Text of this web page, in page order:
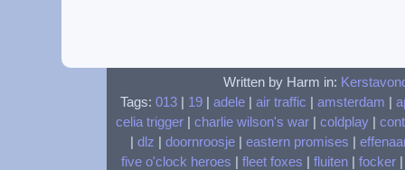
Written by Harm in:
Tags: 013| 19| adele| air traffic amsterdam
celia trigger| charlie wilson's war| coldplay|
dlz doornroosje| eastern promises
five o'clock heroes
fleet foxes fluiten| focker